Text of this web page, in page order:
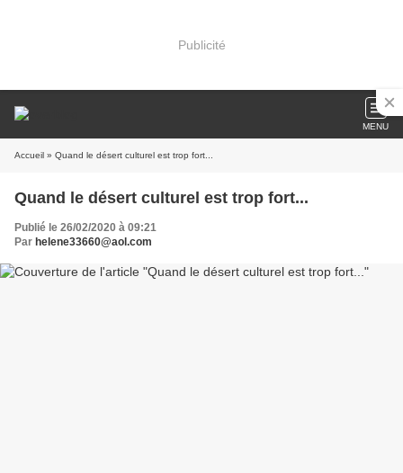
Publicité
MENU
Accueil » Quand le désert culturel est trop fort...
Quand le désert culturel est trop fort...
Publié le 26/02/2020 à 09:21
Par helene33660@aol.com